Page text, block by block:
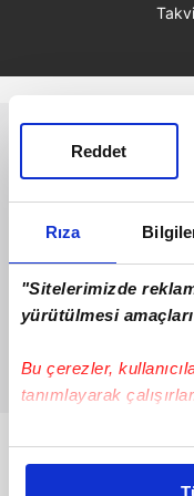
Rıza
"Sitelerimizde
yürütülmesi
Bu çerezler,
tanımlayarak çalışırlar.
Bu çerezlere izin
Reddet
Bunlar da